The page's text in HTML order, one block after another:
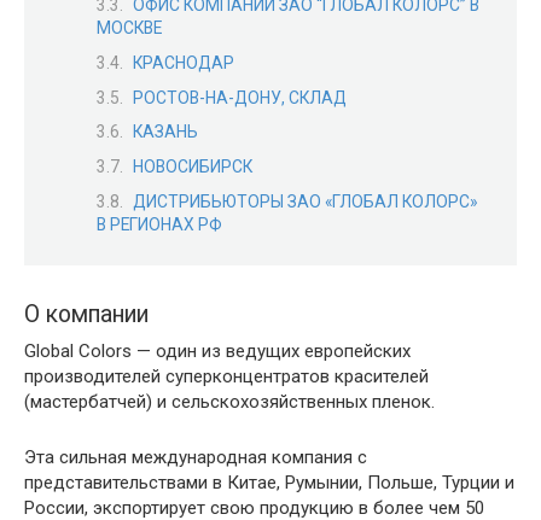
ОФИС КОМПАНИИ ЗАО “ГЛОБАЛ КОЛОРС” В
МОСКВЕ
КРАСНОДАР
РОСТОВ-НА-ДОНУ, СКЛАД
КАЗАНЬ
НОВОСИБИРСК
ДИСТРИБЬЮТОРЫ ЗАО «ГЛОБАЛ КОЛОРС»
В РЕГИОНАХ РФ
О компании
Global Colors — один из ведущих европейских
производителей суперконцентратов красителей
(мастербатчей) и сельскохозяйственных пленок.
Эта сильная международная компания с
представительствами в Китае, Румынии, Польше, Турции и
России, экспортирует свою продукцию в более чем 50